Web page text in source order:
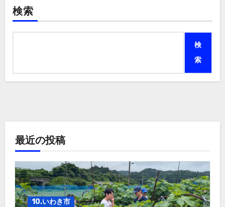
検索
検
索
最近の投稿
10.いわき市